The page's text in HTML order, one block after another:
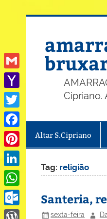
Cipriano.
Altar S.Cipriano
Tag: religião
Santeria,
sexta-feira
Gmail
Yahoo
Mail
Twitter
Facebook
Pinterest
LinkedIn
WhatsApp
Outlook.com